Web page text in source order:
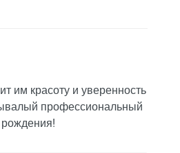
им красоту и уверенность
профессиональный